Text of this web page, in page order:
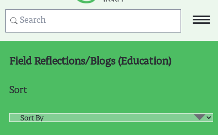
Field Reflections/Blogs (Education)
Sort